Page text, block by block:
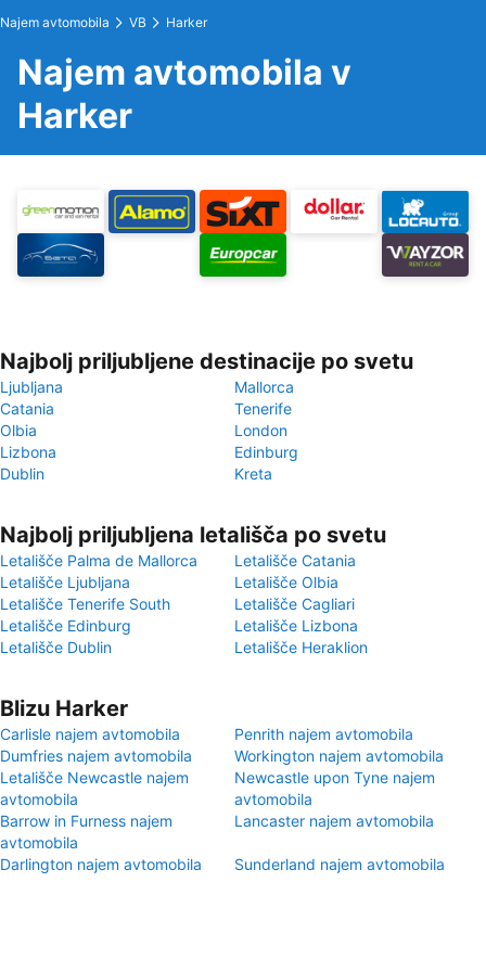
Najem avtomobila VB Harker
Najem avtomobila v
Harker
Najbolj priljubljene destinacije po svetu
Ljubljana
Mallorca
Catania
Tenerife
Olbia
London
Lizbona
Edinburg
Dublin
Kreta
Najbolj priljubljena letališča po svetu
Letališče Palma de Mallorca
Letališče Catania
Letališče Ljubljana
Letališče Olbia
Letališče Tenerife South
Letališče Cagliari
Letališče Edinburg
Letališče Lizbona
Letališče Dublin
Letališče Heraklion
Blizu Harker
Carlisle najem avtomobila
Penrith najem avtomobila
Dumfries najem avtomobila
Workington najem avtomobila
Letališče Newcastle najem
avtomobila
Newcastle upon Tyne najem
avtomobila
Barrow in Furness najem
avtomobila
Lancaster najem avtomobila
Darlington najem avtomobila Sunderland najem avtomobila